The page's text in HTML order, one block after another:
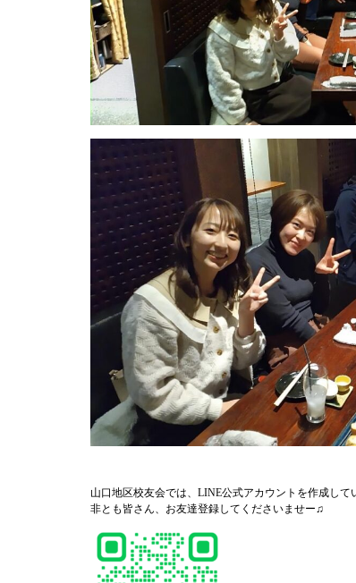
山口地区校友会では、LINE公式アカウントを作成し
非とも皆さん、お友達登録してくださいませー♫